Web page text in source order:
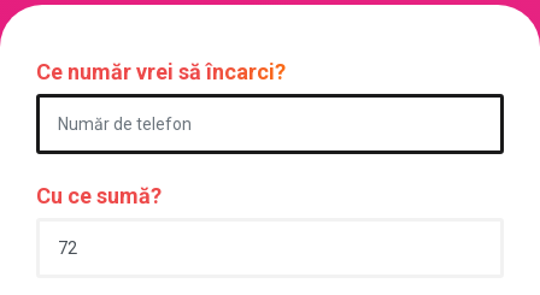
Ce număr vrei să încarci?
Cu ce sumă?